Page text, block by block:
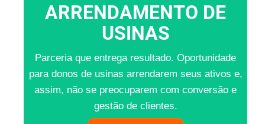
ARRENDAMENTO DE
USINAS
Parceria que entrega resultado. Oportunidade
para donos de usinas arrendarem seus ativos e,
assim, não se preocuparem com conversão e
gestão de clientes.